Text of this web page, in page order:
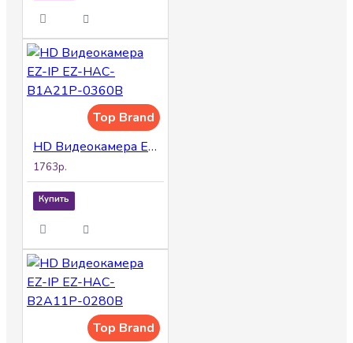
Top Brand
HD Видеокамера EZ-IP EZ-HAC-B1A21P-0360B
1763р.
Купить
Top Brand